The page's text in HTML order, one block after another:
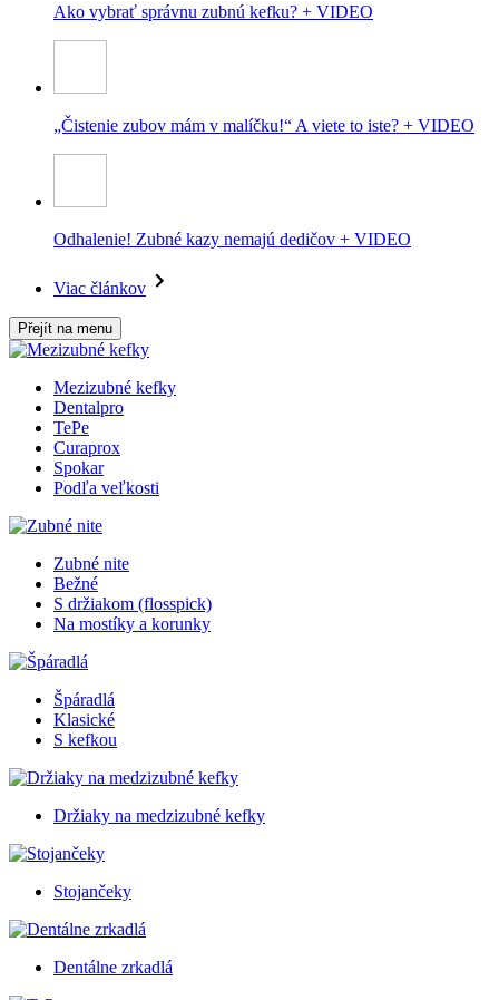
Ako vybrať správnu zubnú kefku? + VIDEO
„Čistenie zubov mám v malíčku!“ A viete to iste? + VIDEO
Odhalenie! Zubné kazy nemajú dedičov + VIDEO
Viac článkov
Přejít na menu
Mezizubné kefky
Dentalpro
TePe
Curaprox
Spokar
Podľa veľkosti
Zubné nite
Bežné
S držiakom (flosspick)
Na mostíky a korunky
Špáradlá
Klasické
S kefkou
Držiaky na medzizubné kefky
Stojančeky
Dentálne zrkadlá